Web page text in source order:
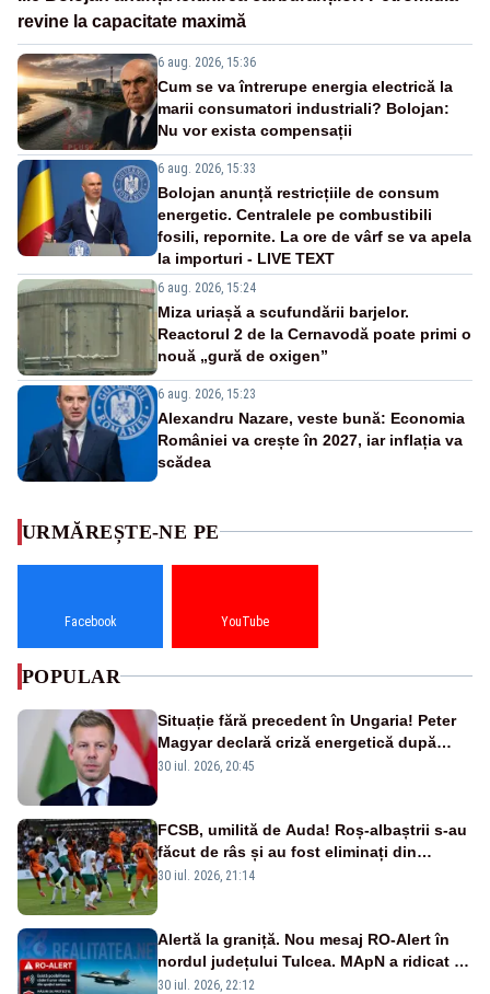
revine la capacitate maximă
6 aug. 2026, 15:36
Cum se va întrerupe energia electrică la
marii consumatori industriali? Bolojan:
Nu vor exista compensații
6 aug. 2026, 15:33
Bolojan anunță restricțiile de consum
energetic. Centralele pe combustibili
fosili, repornite. La ore de vârf se va apela
la importuri - LIVE TEXT
6 aug. 2026, 15:24
Miza uriașă a scufundării barjelor.
Reactorul 2 de la Cernavodă poate primi o
nouă „gură de oxigen”
6 aug. 2026, 15:23
Alexandru Nazare, veste bună: Economia
României va crește în 2027, iar inflația va
scădea
URMĂREȘTE-NE PE
Facebook YouTube
POPULAR
Situație fără precedent în Ungaria! Peter
Magyar declară criză energetică după
oprirea centralei de la Paks
30 iul. 2026, 20:45
FCSB, umilită de Auda! Roș-albaștrii s-au
făcut de râs și au fost eliminați din
Conference League
30 iul. 2026, 21:14
Alertă la graniță. Nou mesaj RO-Alert în
nordul județului Tulcea. MApN a ridicat de
la sol două avioane F-16
30 iul. 2026, 22:12